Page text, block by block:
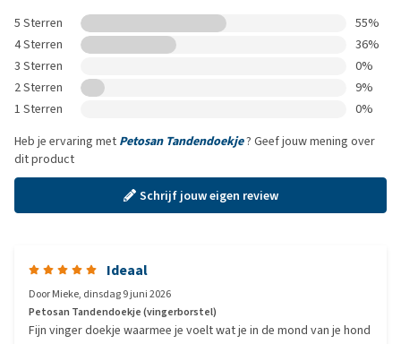
5 Sterren
55%
4 Sterren
36%
3 Sterren
0%
2 Sterren
9%
1 Sterren
0%
Heb je ervaring met Petosan Tandendoekje? Geef jouw mening over
dit product
Schrijf jouw eigen review
Ideaal
DoorMieke, dinsdag 9 juni 2026
Petosan Tandendoekje (vingerborstel)
Fijn vinger doekje waarmee je voelt wat je in de mond van je hond